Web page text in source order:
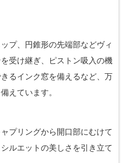
プ、円錐形の先端部などヴィ
受け継ぎ、ピストン吸入の機
るインク窓を備えるなど、万
えています。
プリングから開口部にむけて
ルエットの美しさを引き立て